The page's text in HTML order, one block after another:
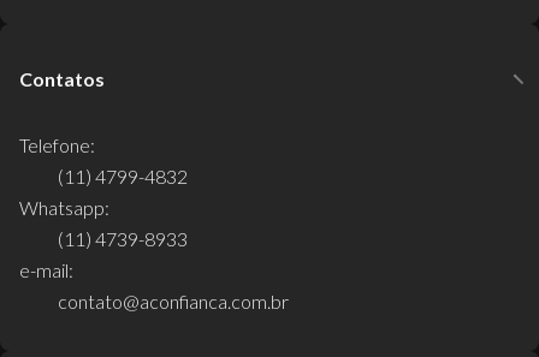
Contatos
Telefone:
(11) 4799-4832
Whatsapp:
(11) 4739-8933
e-mail:
contato@aconfianca.com.br